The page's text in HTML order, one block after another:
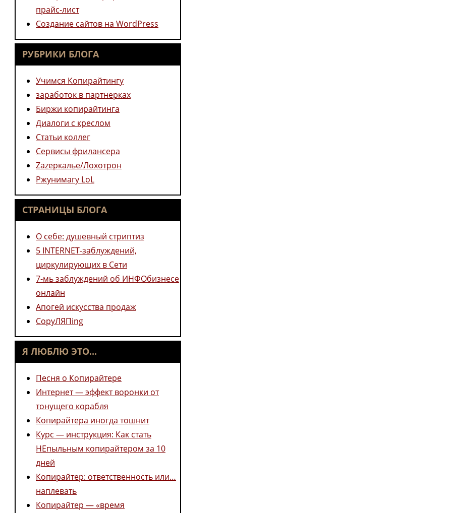
прайс-лист
Создание сайтов на WordPress
РУБРИКИ БЛОГА
Учимся Копирайтингу
заработок в партнерках
Биржи копирайтинга
Диалоги с креслом
Статьи коллег
Сервисы фрилансера
Zazеркалье/Лохотрон
Ржунимагу LoL
СТРАНИЦЫ БЛОГА
О себе: душевный стриптиз
5 INTERNET-заблуждений,
циркулирующих в Сети
7-мь заблуждений об ИНФОбизнесе
онлайн
Апогей искусства продаж
CopyЛЯПing
Я ЛЮБЛЮ ЭТО...
Песня о Копирайтере
Интернет — эффект воронки от
тонущего корабля
Копирайтера иногда тошнит
Курс — инструкция: Как стать
НЕпыльным копирайтером за 10
дней
Копирайтер: ответственность или…
наплевать
Копирайтер — «время